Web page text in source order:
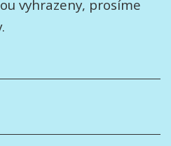
vyhrazeny, prosíme